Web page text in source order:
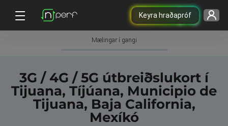
Keyra hraðapróf
Mælingar í gangi
3G / 4G / 5G útbreiðslukort í
Tijuana, Tíjúana, Municipio de
Tijuana, Baja California,
Mexíkó